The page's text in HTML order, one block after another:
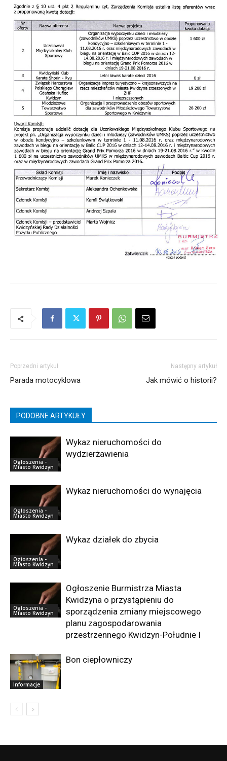
Poprzedni artykuł
Parada motocyklowa
Następny artykuł
Jak mówić o historii?
PODOBNE ARTYKUŁY
Ogłoszenia -
Miasto Kwidzyn
Wykaz nieruchomości do
wydzierżawienia
Ogłoszenia -
Miasto Kwidzyn
Wykaz nieruchomości do wynajęcia
Ogłoszenia -
Miasto Kwidzyn
Wykaz działek do zbycia
Ogłoszenia -
Miasto Kwidzyn
Ogłoszenie Burmistrza Miasta
Kwidzyna o przystąpieniu do
sporządzenia zmiany miejscowego
planu zagospodarowania
przestrzennego Kwidzyn-Południe I
Informacje
Bon ciepłowniczy